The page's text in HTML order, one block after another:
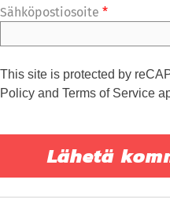
Sähköpostiosoite *
This site is protected by
Policy and Terms of Service